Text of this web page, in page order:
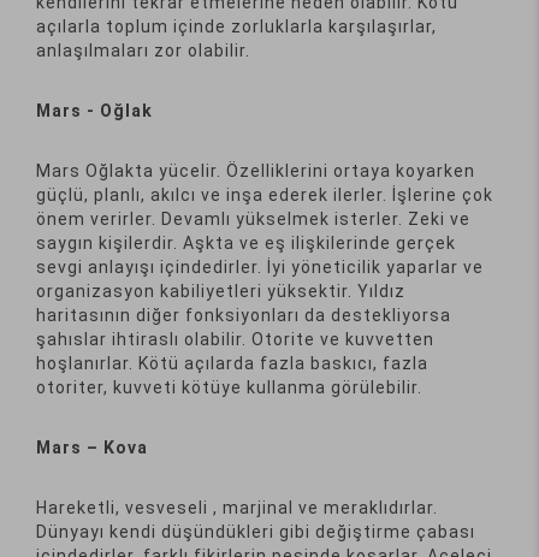
açılarla toplum içinde zorluklarla karşılaşırlar,
anlaşılmaları zor olabilir.
Mars - Oğlak
Mars Oğlakta yücelir. Özelliklerini ortaya koyarken
güçlü, planlı, akılcı ve inşa ederek ilerler. İşlerine çok
önem verirler. Devamlı yükselmek isterler. Zeki ve
saygın kişilerdir. Aşkta ve eş ilişkilerinde gerçek
sevgi anlayışı içindedirler. İyi yöneticilik yaparlar ve
organizasyon kabiliyetleri yüksektir. Yıldız
haritasının diğer fonksiyonları da destekliyorsa
şahıslar ihtiraslı olabilir. Otorite ve kuvvetten
hoşlanırlar. Kötü açılarda fazla baskıcı, fazla
otoriter, kuvveti kötüye kullanma görülebilir.
Mars – Kova
Hareketli, vesveseli , marjinal ve meraklıdırlar.
Dünyayı kendi düşündükleri gibi değiştirme çabası